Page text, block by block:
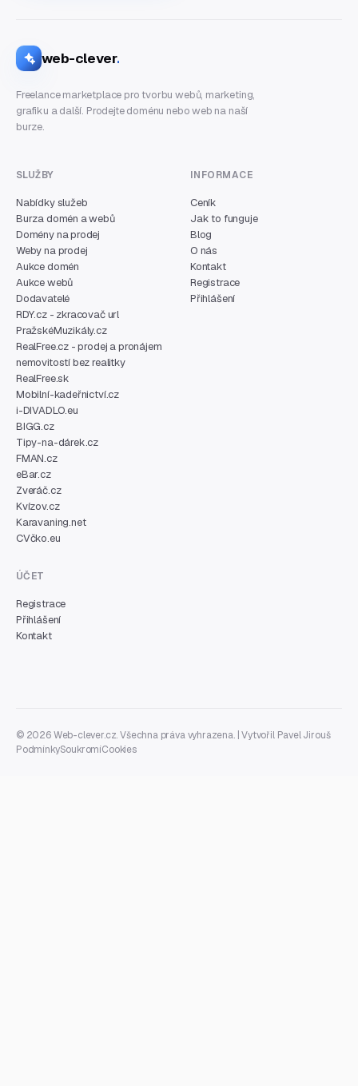
web-clever.
Freelance marketplace pro tvorbu webů, marketing,
grafiku a další. Prodejte doménu nebo web na naší
burze.
SLUŽBY
Nabídky služeb
Burza domén a webů
Domény na prodej
Weby na prodej
Aukce domén
Aukce webů
Dodavatelé
RDY.cz - zkracovač url
PražskéMuzikály.cz
RealFree.cz - prodej a pronájem
nemovitostí bez realitky
RealFree.sk
Mobilní-kadeřnictví.cz
i-DIVADLO.eu
BIGG.cz
Tipy-na-dárek.cz
FMAN.cz
eBar.cz
Zveráč.cz
Kvízov.cz
Karavaning.net
CVčko.eu
INFORMACE
Ceník
Jak to funguje
Blog
O nás
Kontakt
Registrace
Přihlášení
ÚČET
Registrace
Přihlášení
Kontakt
© 2026 Web-clever.cz. Všechna práva vyhrazena. | Vytvořil Pavel Jirouš
PodmínkySoukromíCookies